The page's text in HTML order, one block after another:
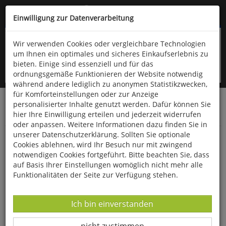
Kompletten Head der Seite überspringen
oder (06766) 9323-960
Startseite Bücher
Limpert Verlag
Fitness- und Gesundheitssport
HIT in der Turnhalle
Einwilligung zur Datenverarbeitung
Wir verwenden Cookies oder vergleichbare Technologien
um Ihnen ein optimales und sicheres Einkaufserlebnis zu
bieten. Einige sind essenziell und für das
ordnungsgemäße Funktionieren der Website notwendig
während andere lediglich zu anonymen Statistikzwecken,
für Komforteinstellungen oder zur Anzeige
personalisierter Inhalte genutzt werden. Dafür können Sie
hier Ihre Einwilligung erteilen und jederzeit widerrufen
oder anpassen. Weitere Informationen dazu finden Sie in
unserer Datenschutzerklärung. Sollten Sie optionale
Cookies ablehnen, wird Ihr Besuch nur mit zwingend
notwendigen Cookies fortgeführt. Bitte beachten Sie, dass
auf Basis Ihrer Einstellungen womöglich nicht mehr alle
Funktionalitäten der Seite zur Verfügung stehen.
Datenverarbeitung -
Ich bin einverstanden